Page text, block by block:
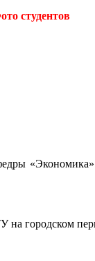
на городском